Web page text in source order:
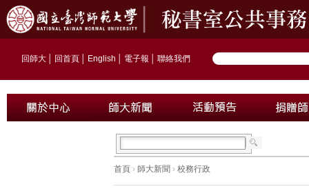
回師大 回首頁 English 電子報 聯絡我們
首頁 › 師大新聞 › 校務行政